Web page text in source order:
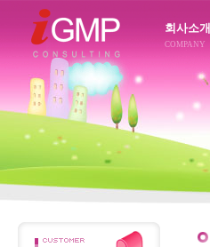
회사소개
COMPANY